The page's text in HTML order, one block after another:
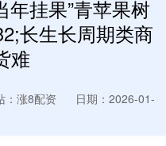
年挂果”青苹果树
长生长周期类商
难
：涨8配资
日期：2026-01-